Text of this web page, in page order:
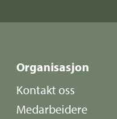
Organisasjon
Kontakt oss
Medarbeidere